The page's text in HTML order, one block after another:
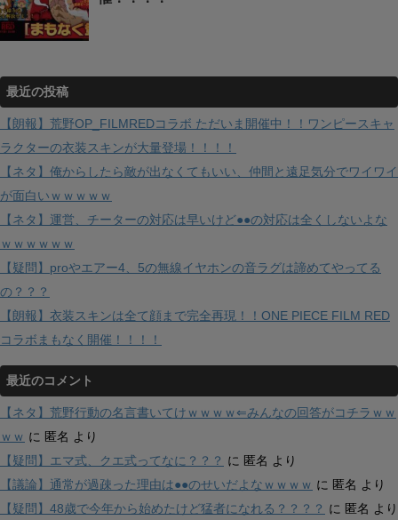
最近の投稿
【朗報】荒野OP_FILMREDコラボ ただいま開催中！！ワンピースキャ
ラクターの衣装スキンが大量登場！！！！
【ネタ】俺からしたら敵が出なくてもいい、仲間と遠足気分でワイワイ
が面白いｗｗｗｗｗ
【ネタ】運営、チーターの対応は早いけど●●の対応は全くしないよな
ｗｗｗｗｗｗ
【疑問】proやエアー4、5の無線イヤホンの音ラグは諦めてやってる
の？？？
【朗報】衣装スキンは全て顔まで完全再現！！ONE PIECE FILM RED
コラボまもなく開催！！！！
最近のコメント
【ネタ】荒野行動の名言書いてけｗｗｗｗ⇐みんなの回答がコチラｗｗ
ｗｗ に 匿名 より
【疑問】エマ式、クエ式ってなに？？？ に 匿名 より
【議論】通常が過疎った理由は●●のせいだよなｗｗｗｗ に 匿名 より
【疑問】48歳で今年から始めたけど猛者になれる？？？？ に 匿名 より